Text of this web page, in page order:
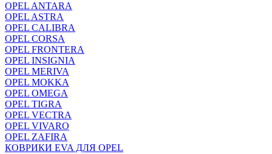
OPEL ANTARA
OPEL ASTRA
OPEL CALIBRA
OPEL CORSA
OPEL FRONTERA
OPEL INSIGNIA
OPEL MERIVA
OPEL MOKKA
OPEL OMEGA
OPEL TIGRA
OPEL VECTRA
OPEL VIVARO
OPEL ZAFIRA
КОВРИКИ EVA ДЛЯ OPEL